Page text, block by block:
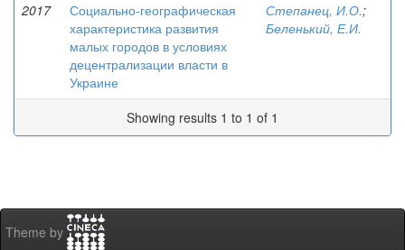
2017
Социально-географическая
характеристика развития
малых городов в условиях
децентрализации власти в
Украине
Степанец, И.О.;
Беленький, Е.И.
Showing results 1 to 1 of 1
Theme by